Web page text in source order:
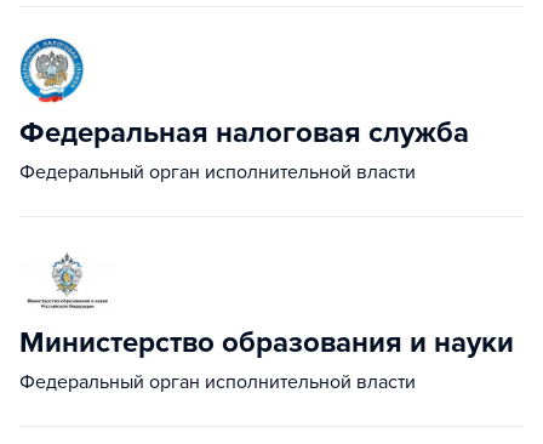
Федеральная налоговая служба
Федеральный орган исполнительной власти
Министерство образования и науки
Федеральный орган исполнительной власти